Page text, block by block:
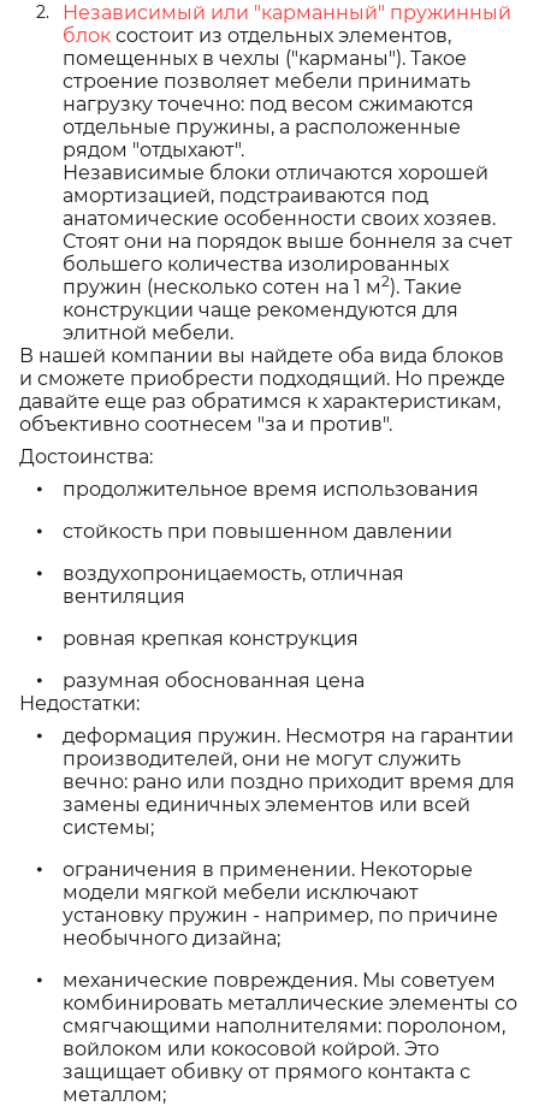
Независимый или "карманный" пружинный
блок состоит из отдельных элементов,
помещенных в чехлы ("карманы"). Такое
строение позволяет мебели принимать
нагрузку точечно: под весом сжимаются
отдельные пружины, а расположенные
рядом "отдыхают".
Независимые блоки отличаются хорошей
амортизацией, подстраиваются под
анатомические особенности своих хозяев.
Стоят они на порядок выше боннеля за счет
большего количества изолированных
пружин (несколько сотен на 1 м2). Такие
конструкции чаще рекомендуются для
элитной мебели.
В нашей компании вы найдете оба вида блоков
и сможете приобрести подходящий. Но прежде
давайте еще раз обратимся к характеристикам,
объективно соотнесем "за и против".
Достоинства:
продолжительное время использования
стойкость при повышенном давлении
воздухопроницаемость, отличная
вентиляция
ровная крепкая конструкция
разумная обоснованная цена
Недостатки:
деформация пружин. Несмотря на гарантии
производителей, они не могут служить
вечно: рано или поздно приходит время для
замены единичных элементов или всей
системы;
ограничения в применении. Некоторые
модели мягкой мебели исключают
установку пружин - например, по причине
необычного дизайна;
механические повреждения. Мы советуем
комбинировать металлические элементы со
смягчающими наполнителями: поролоном,
войлоком или кокосовой койрой. Это
защищает обивку от прямого контакта с
металлом;